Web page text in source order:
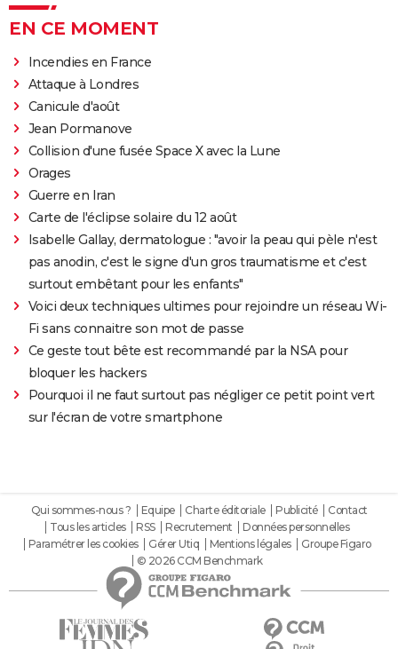
EN CE MOMENT
Incendies en France
Attaque à Londres
Canicule d'août
Jean Pormanove
Collision d'une fusée Space X avec la Lune
Orages
Guerre en Iran
Carte de l'éclipse solaire du 12 août
Isabelle Gallay, dermatologue : "avoir la peau qui pèle n'est
pas anodin, c'est le signe d'un gros traumatisme et c'est
surtout embêtant pour les enfants"
Voici deux techniques ultimes pour rejoindre un réseau Wi-
Fi sans connaitre son mot de passe
Ce geste tout bête est recommandé par la NSA pour
bloquer les hackers
Pourquoi il ne faut surtout pas négliger ce petit point vert
sur l'écran de votre smartphone
Qui sommes-nous ? Equipe Charte éditoriale Publicité
Contact
Tous les articles
RSS Recrutement
Données personnelles
Paramétrer les cookies
Gérer Utiq Mentions légales
Groupe Figaro
© 2026 CCM Benchmark